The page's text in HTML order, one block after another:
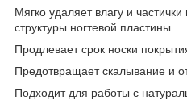
Мягко удаляет влагу и
структуры ногтевой пластины.
Продлевает срок носки
Предотвращает скалывание и
Подходит для работы с